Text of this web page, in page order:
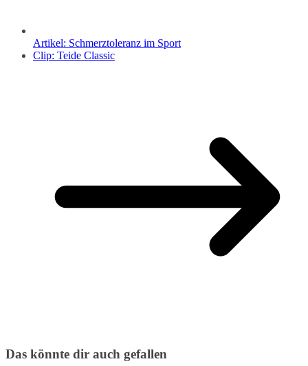
Artikel: Schmerztoleranz im Sport
Clip: Teide Classic
Das könnte dir auch gefallen